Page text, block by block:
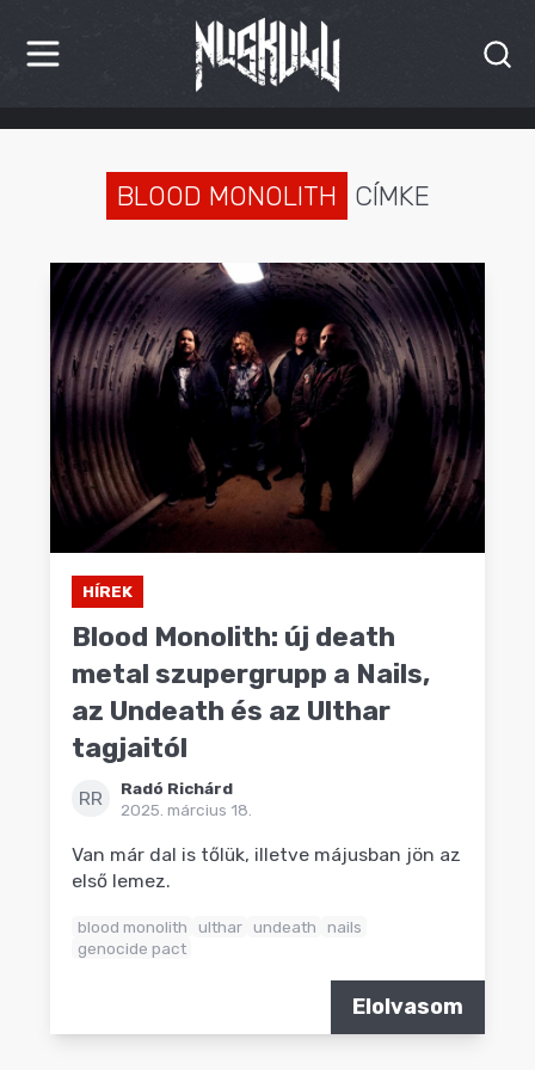
HÍREK
KRITIKÁK
INTERJÚK
PREMIEREK
KULT
MÁSVILÁG
BLOG
BLOOD MONOLITH CÍMKE
HÍREK
Blood Monolith: új death
metal szupergrupp a Nails,
az Undeath és az Ulthar
tagjaitól
RR
Radó Richárd
2025. március 18.
Van már dal is tőlük, illetve májusban jön az
első lemez.
blood monolith ulthar undeath
nails
genocide pact
Elolvasom